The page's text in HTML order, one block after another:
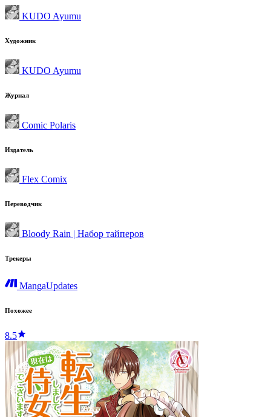
KUDO Ayumu
Художник
KUDO Ayumu
Журнал
Comic Polaris
Издатель
Flex Comix
Переводчик
Bloody Rain | Набор тайперов
Трекеры
MangaUpdates
Похожее
8.5